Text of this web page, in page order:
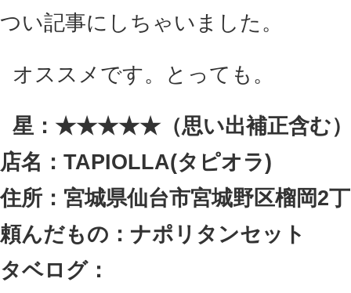
つい記事にしちゃいました。
オススメです。とっても。
星：★★★★★（思い出補正含む
店名：TAPIOLLA(タピオラ)
住所：宮城県仙台市宮城野区榴岡2
頼んだもの：ナポリタンセット
タベログ：